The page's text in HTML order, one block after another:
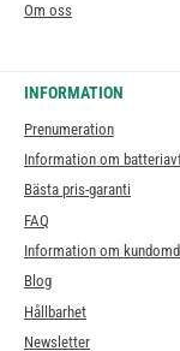
Om oss
INFORMATION
Prenumeration
Information om
Bästa pris-garanti
FAQ
Information om
Blog
Hållbarhet
Newsletter